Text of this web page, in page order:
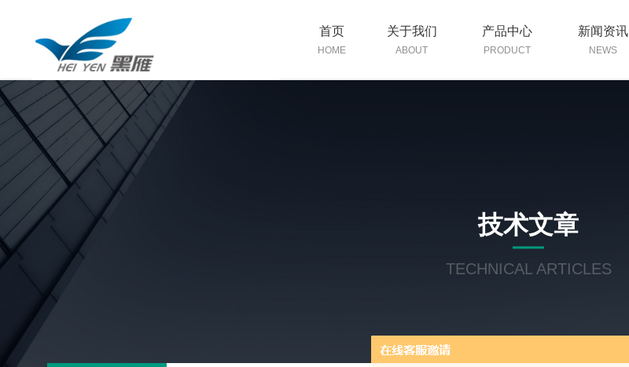
首页
HOME
关于我们
ABOUT
产品中心
PRODUCT
新闻资讯
NEWS
技术文章
TECHNICAL ARTICLES